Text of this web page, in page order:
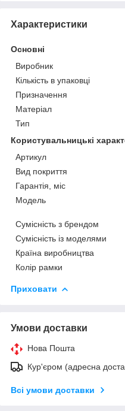
Характеристики
Основні
Виробник
Кількість в упаковці
Призначення
Матеріал
Тип
Користувальницькі
Артикул
Вид покриття
Гарантія, міс
Мoдель
Сумісність з брендом
Сумісність із моделями
Країна виробництва
Колір рамки
Приховати
Умови доставки
Нова Пошта
Кур'єром (адресна
Всі умови доставки